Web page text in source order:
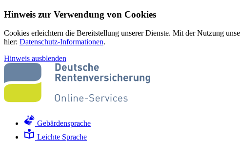
Hinweis zur Verwendung von Cookies
Cookies erleichtern die Bereitstellung unserer Dienste. Mit der Nutzung
hier: Datenschutz-Informationen.
Hinweis ausblenden
Gebärdensprache
Leichte Sprache